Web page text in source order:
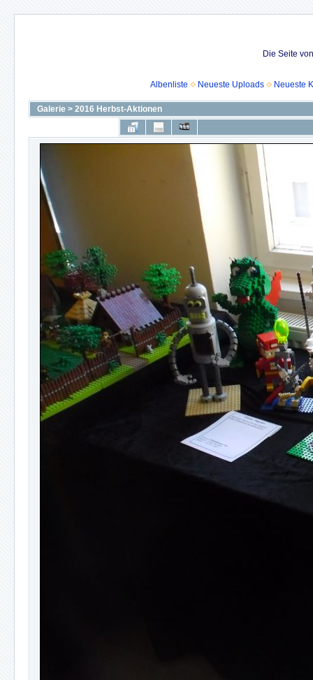
Die Seite
Albenliste Neueste Uploads Neueste
Galerie > 2016 Herbst-Aktionen